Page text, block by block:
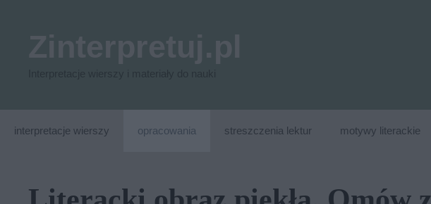
interpretacje wierszy opracowania streszczenia lektur motywy literackie